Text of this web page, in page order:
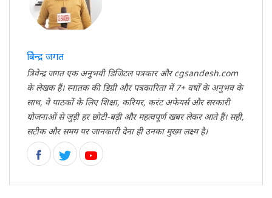
त्रिवेन्द्र जगत
त्रिवेन्द्र जगत एक अनुभवी डिजिटल पत्रकार और cgsandesh.com
के लेखक हैं। स्नातक की डिग्री और पत्रकारिता में 7+ वर्षों के अनुभव के
साथ, वे पाठकों के लिए शिक्षा, करियर, करंट अफेयर्स और सरकारी
योजनाओं से जुड़ी हर छोटी-बड़ी और महत्वपूर्ण खबर लेकर आते हैं। सही,
सटीक और समय पर जानकारी देना ही उनका मुख्य लक्ष्य है।